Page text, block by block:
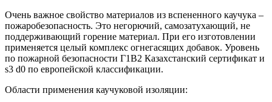
Очень важное свойство материалов из вспененного каучука –
пожаробезопасность. Это негорючий, самозатухающий, не
поддерживающий горение материал. При его изготовлении
применяется целый комплекс огнегасящих добавок. Уровень
по пожарной безопасности Г1В2 Казахстанский сертификат и
s3 d0 по европейской классификации.
Области применения каучуковой изоляции: